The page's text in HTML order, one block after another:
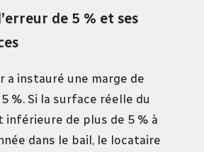
de 5 % et ses
a instauré une marge de
%. Si la surface réelle du
inférieure de plus de 5 % à
dans le bail, le locataire